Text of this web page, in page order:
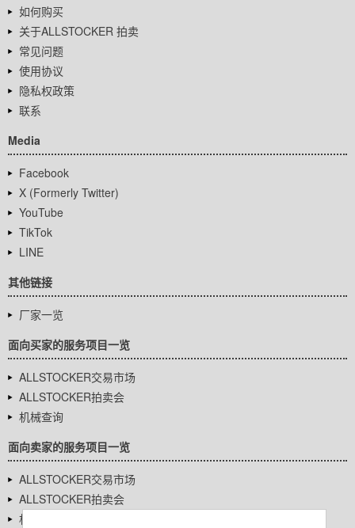
如何购买
关于ALLSTOCKER 拍卖
常见问题
使用协议
隐私权政策
联系
Media
Facebook
X (Formerly Twitter)
YouTube
TikTok
LINE
其他链接
厂家一览
面向买家的服务项目一览
ALLSTOCKER交易市场
ALLSTOCKER拍卖会
机械查询
面向卖家的服务项目一览
ALLSTOCKER交易市场
ALLSTOCKER拍卖会
机械查询